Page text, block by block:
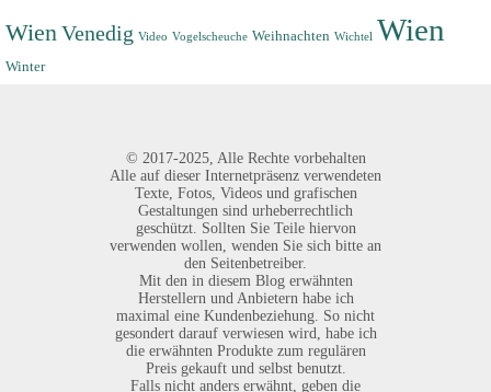
WienVenedig Video Vogelscheuche Weihnachten Wichtel Wien
Winter
© 2017-2025, Alle Rechte vorbehalten
Alle auf dieser Internetpräsenz verwendeten
Texte, Fotos, Videos und grafischen
Gestaltungen sind urheberrechtlich
geschützt. Sollten Sie Teile hiervon
verwenden wollen, wenden Sie sich bitte an
den Seitenbetreiber.
Mit den in diesem Blog erwähnten
Herstellern und Anbietern habe ich
maximal eine Kundenbeziehung. So nicht
gesondert darauf verwiesen wird, habe ich
die erwähnten Produkte zum regulären
Preis gekauft und selbst benutzt.
Falls nicht anders erwähnt, geben die